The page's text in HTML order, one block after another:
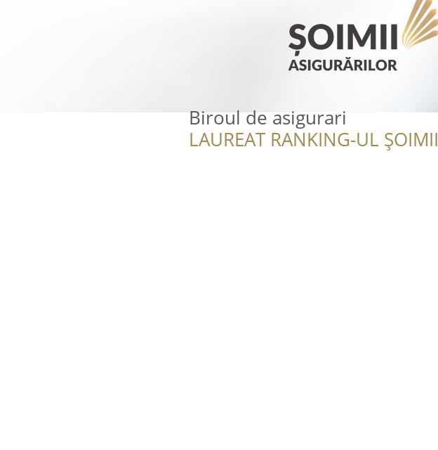
Biroul de asigurari
LAUREAT RANKING-UL ȘOIMII